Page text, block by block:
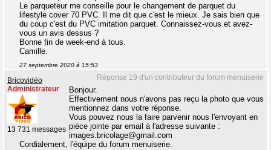
Le parqueteur me conseille pour le changement de parquet du
lifestyle cover 70 PVC. Il me dit que c'est le mieux. Je sais bien que
du coup c'est du PVC imitation parquet. Connaissez-vous et avez-
vous un avis dessus ?
Bonne fin de week-end à tous.
Camille.
27 septembre 2020 à 15:53
Réponse 19 d'un contributeur du forum menuiserie
Bricovidéo
Administrateur
13 731 messages
Bonjour.
Effectivement nous n'avons pas reçu la photo que vous
mentionnez dans votre réponse.
Vous pouvez nous la faire parvenir nous l'envoyant en
pièce jointe par email à l'adresse suivante :
images.bricolage@gmail.com
Cordialement, l'équipe du forum menuiserie.